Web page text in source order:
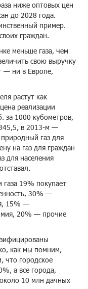
ниже оптовых цен
до 2028 года.
пример.
граждан.
меньше газа, чем
свою выручку
— ни в Европе,
растут как
реализации
за 1000 кубометров,
в 2013-м —
газ для
на газ для граждан
для населения
газа 19% покупает
30% —
15% —
20% — прочие
как мы помним,
что городское
а все города,
10 млн дачных